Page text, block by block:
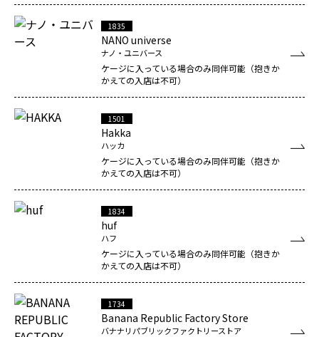
1835
NANO universe
ナノ・ユニバース
ケージに入っている場合のみ同伴可能（抱きか
かえての入店は不可）
1501
Hakka
ハッカ
ケージに入っている場合のみ同伴可能（抱きか
かえての入店は不可）
1834
huf
ハフ
ケージに入っている場合のみ同伴可能（抱きか
かえての入店は不可）
1734
Banana Republic Factory Store
バナナリパブリックファクトリーストア